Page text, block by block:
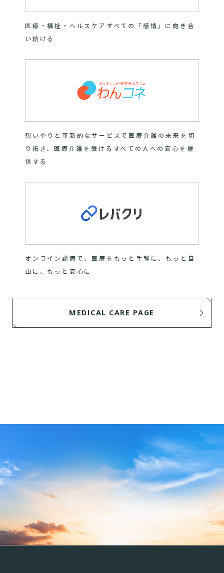
医療・福祉・ヘルスケアすべての「感情」に向き合
い続ける
想いやりと革新的なサービスで医療介護の未来を切
り拓き、医療介護を受けるすべての人への安心を提
供する
オンライン診療で、医療をもっと手軽に、もっと自
由に、もっと安心に
MEDICAL CARE PAGE